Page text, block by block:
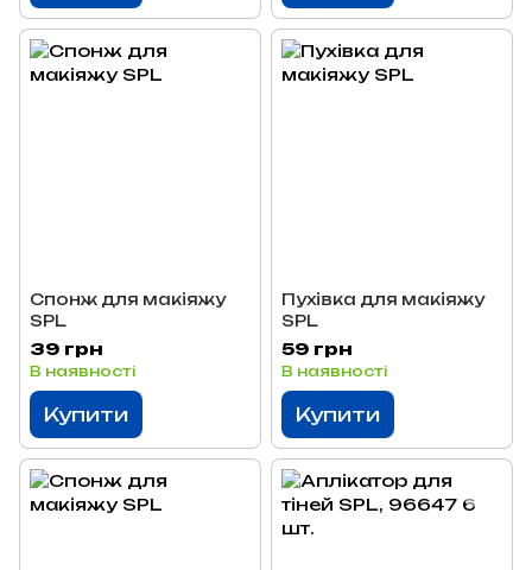
Спонж для макіяжу
SPL
39 грн
В наявності
Купити
Пухівка для макіяжу
SPL
59 грн
В наявності
Купити